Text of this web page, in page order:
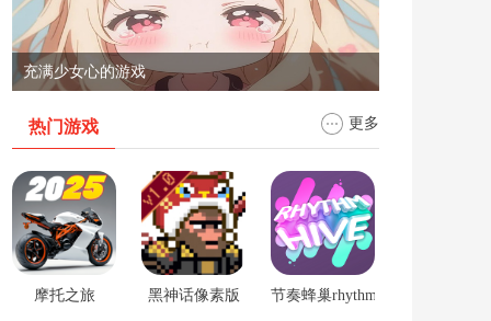
充满少女心的游戏
热门游戏 更多
摩托之旅 黑神话像素版 节奏蜂巢rhythm hive